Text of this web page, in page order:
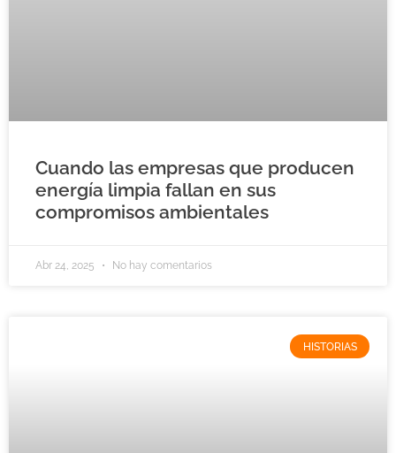
Cuando las empresas que producen
energía limpia fallan en sus
compromisos ambientales
Abr 24, 2025 No hay comentarios
HISTORIAS